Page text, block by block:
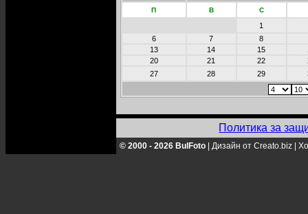
П В С
1
6
7
8
13
14 15
20
21 22
27
28 29
Политика за
© 2000 - 2026 BulFoto Дизайн от Creato.biz